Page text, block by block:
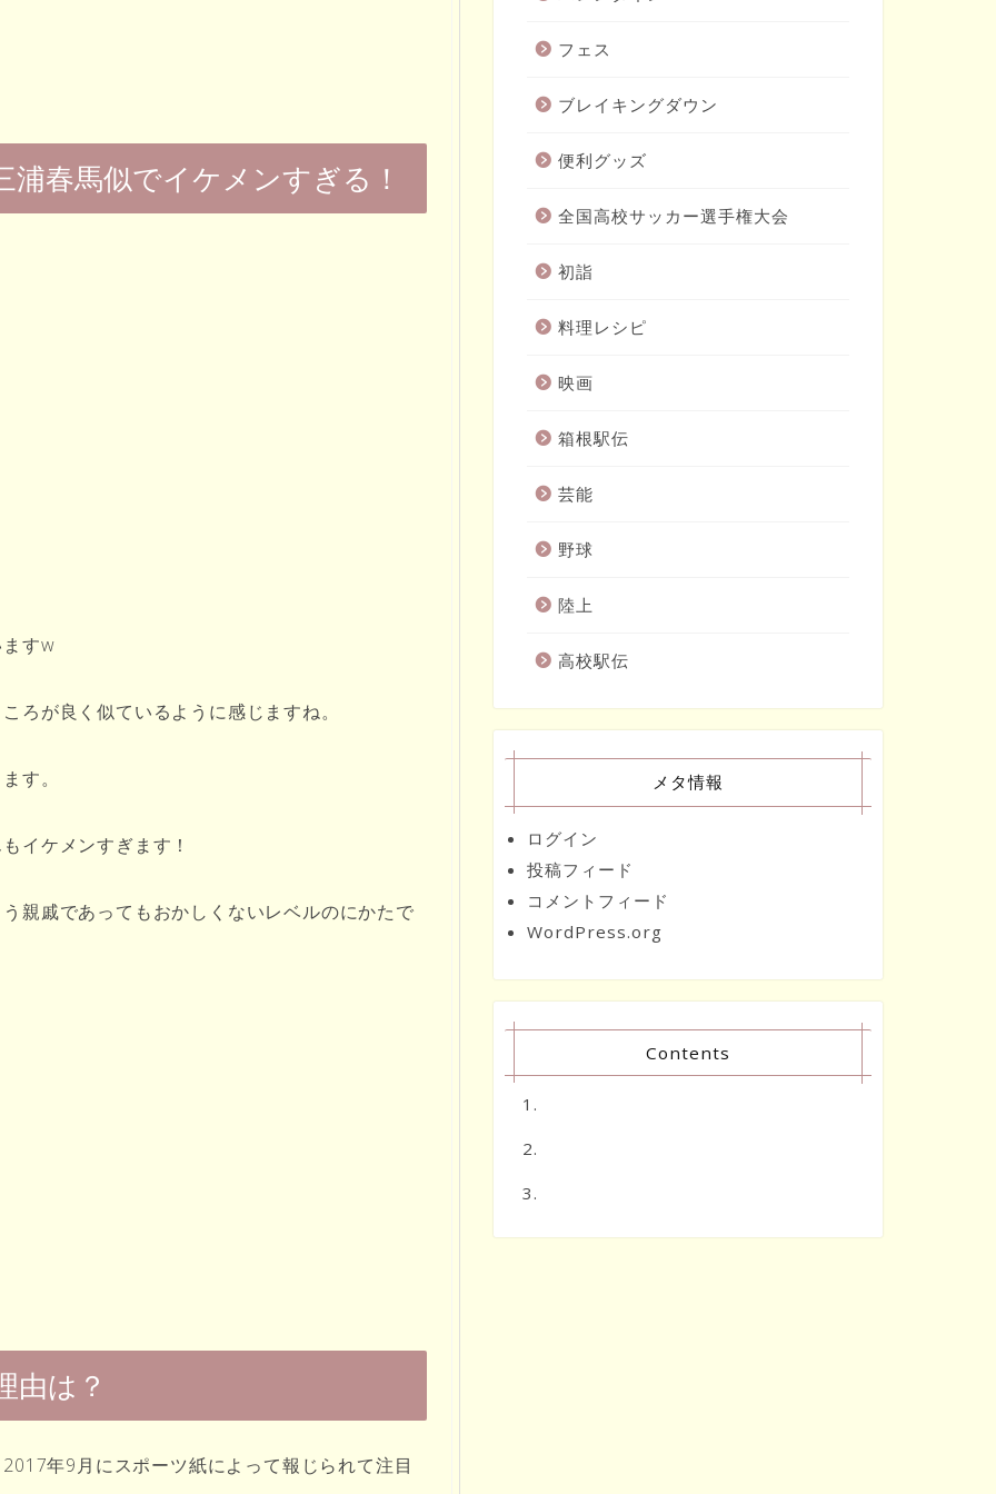
春馬似でイケメンすぎる！
すw
ろが良く似ているように感じますね。
す。
イケメンすぎます！
親戚であってもおかしくないレベルのにかたで
由は？
年9月にスポーツ紙によって報じられて注目
フェス
ブレイキングダウン
便利グッズ
全国高校サッカー選手権大会
初詣
料理レシピ
映画
箱根駅伝
芸能
野球
陸上
高校駅伝
メタ情報
ログイン
投稿フィード
コメントフィード
WordPress.org
Contents